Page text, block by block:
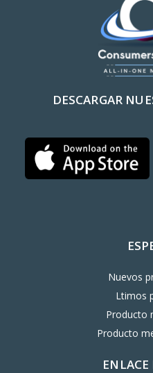
DESCARGAR
Nuevos
Ltimos
Producto
Producto
ENLACE